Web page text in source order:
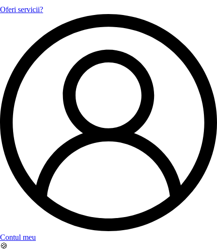
Oferi servicii?
Contul meu
🍪